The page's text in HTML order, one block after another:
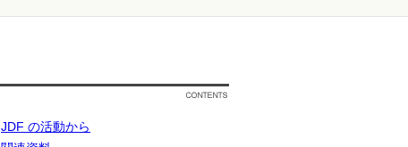
JDF の活動から